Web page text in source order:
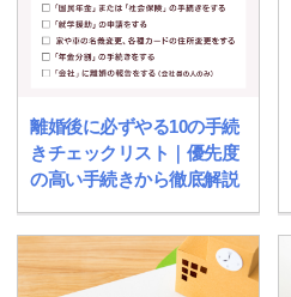
離婚後に必ずやる10の手続
きチェックリスト｜優先度
の高い手続きから徹底解説